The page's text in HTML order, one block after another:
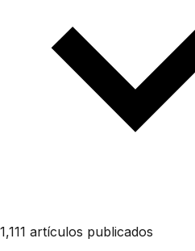
1,111 artículos publicados